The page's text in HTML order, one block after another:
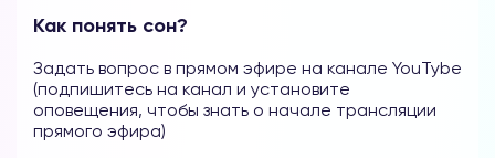
Как понять сон?
Задать вопрос в прямом эфире на канале YouTybe
(подпишитесь на канал и установите
оповещения, чтобы знать о начале трансляции
прямого эфира)